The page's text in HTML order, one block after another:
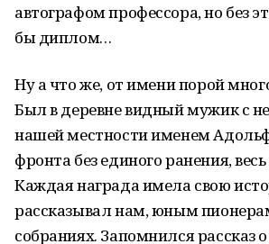
автографом профессора, но без
бы диплом…
Ну а что же, от имени порой
Был в деревне видный мужик с
нашей местности именем
фронта без единого ранения,
Каждая награда имела свою
рассказывал нам, юным
собраниях. Запомнился рассказ